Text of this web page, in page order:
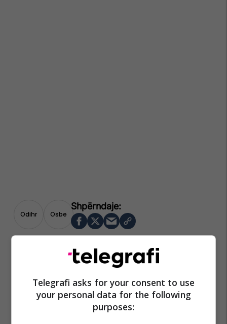
Odihr Osbe
Telegrafi asks for your consent to use
your personal data for the following
purposes: